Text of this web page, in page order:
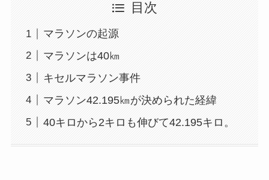
目次
マラソンの起源
マラソンは40㎞
キセルマラソン事件
マラソン42.195㎞が決められた経緯
40キロから2キロも伸びて42.195キロ。